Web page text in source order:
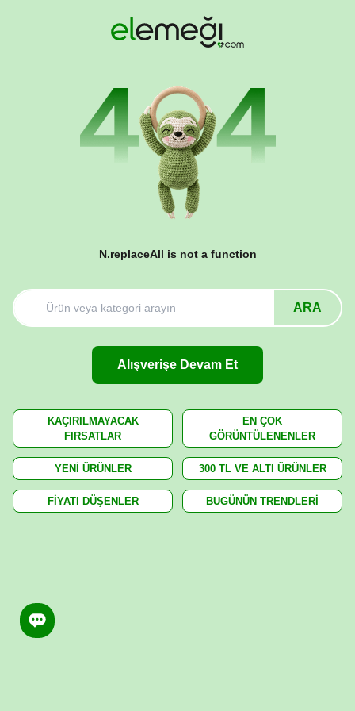
N.replaceAll is not a function
ARA
Alışverişe Devam Et
KAÇIRILMAYACAK
FIRSATLAR
EN ÇOK
GÖRÜNTÜLENENLER
YENİ ÜRÜNLER 300 TL VE ALTI ÜRÜNLER
FİYATI DÜŞENLER BUGÜNÜN TRENDLERİ